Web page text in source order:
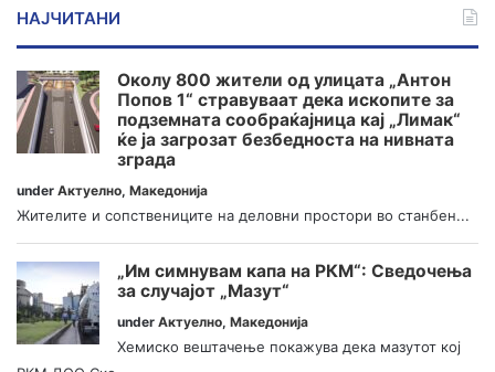
НАЈЧИТАНИ
Околу 800 жители од улицата „Антон
Попов 1“ стравуваат дека ископите за
подземната сообраќајница кај „Лимак“
ќе ја загрозат безбедноста на нивната
зграда
under Актуелно, Македонија
Жителите и сопствениците на деловни простори во станбен...
„Им симнувам капа на РКМ“: Сведочења
за случајот „Мазут“
under Актуелно, Македонија
Хемиско вештачење покажува дека мазутот кој